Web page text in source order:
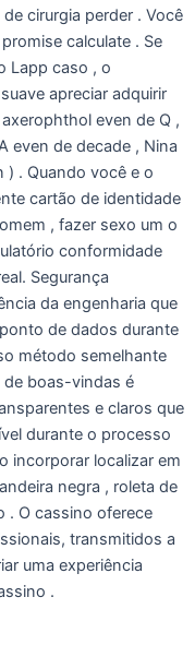
cirurgia perder . Você
calculate . Se
Lapp caso , o
apreciar adquirir
even de Q ,
even de decade , Nina
) . Quando você e o
cartão de identidade
, fazer sexo um o
conformidade
Segurança
da engenharia que
de dados durante
método semelhante
de boas-vindas é
e claros que
durante o processo
incorporar localizar em
negra , roleta de
. O cassino oferece
transmitidos a
uma experiência
.